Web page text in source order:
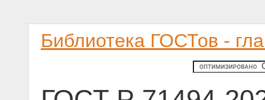
Библиотека ГОСТов -